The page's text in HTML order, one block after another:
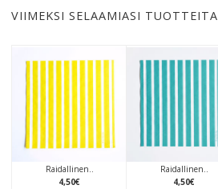
VIIMEKSI SELAAMIASI TUOTTEITA
Raidallinen..
4,50€
Raidallinen..
4,50€